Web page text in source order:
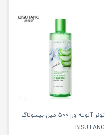
تونر آلوئه ورا 500 میل بیسوتاگ
BISUTANG